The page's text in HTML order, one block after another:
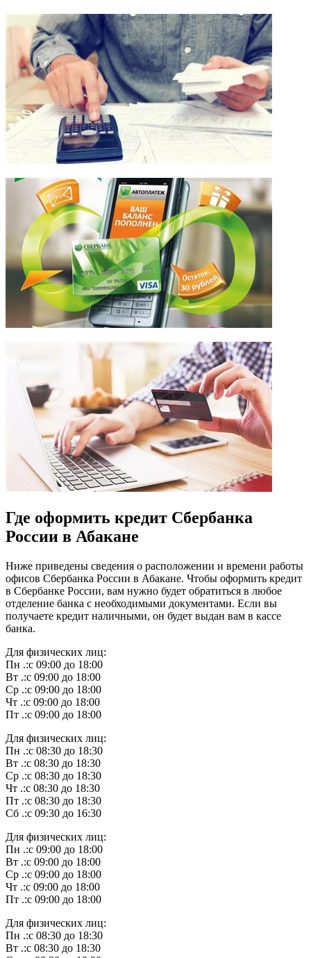
Где оформить кредит Сбербанка
России в Абакане
Ниже приведены сведения о расположении и времени работы
офисов Сбербанка России в Абакане. Чтобы оформить кредит
в Сбербанке России, вам нужно будет обратиться в любое
отделение банка с необходимыми документами. Если вы
получаете кредит наличными, он будет выдан вам в кассе
банка.
Для физических лиц:
Пн .:с 09:00 до 18:00
Вт .:с 09:00 до 18:00
Ср .:с 09:00 до 18:00
Чт .:с 09:00 до 18:00
Пт .:с 09:00 до 18:00
Для физических лиц:
Пн .:с 08:30 до 18:30
Вт .:с 08:30 до 18:30
Ср .:с 08:30 до 18:30
Чт .:с 08:30 до 18:30
Пт .:с 08:30 до 18:30
Сб .:с 09:30 до 16:30
Для физических лиц:
Пн .:с 09:00 до 18:00
Вт .:с 09:00 до 18:00
Ср .:с 09:00 до 18:00
Чт .:с 09:00 до 18:00
Пт .:с 09:00 до 18:00
Для физических лиц:
Пн .:с 08:30 до 18:30
Вт .:с 08:30 до 18:30